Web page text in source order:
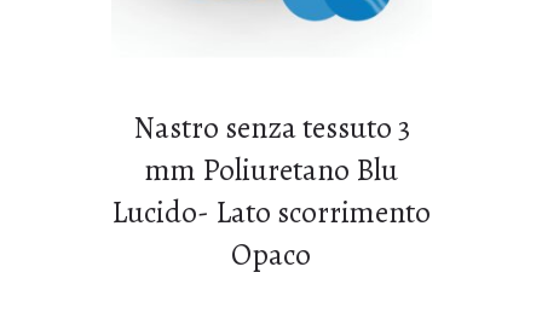
Nastro senza tessuto 3
mm Poliuretano Blu
Lucido- Lato scorrimento
Opaco